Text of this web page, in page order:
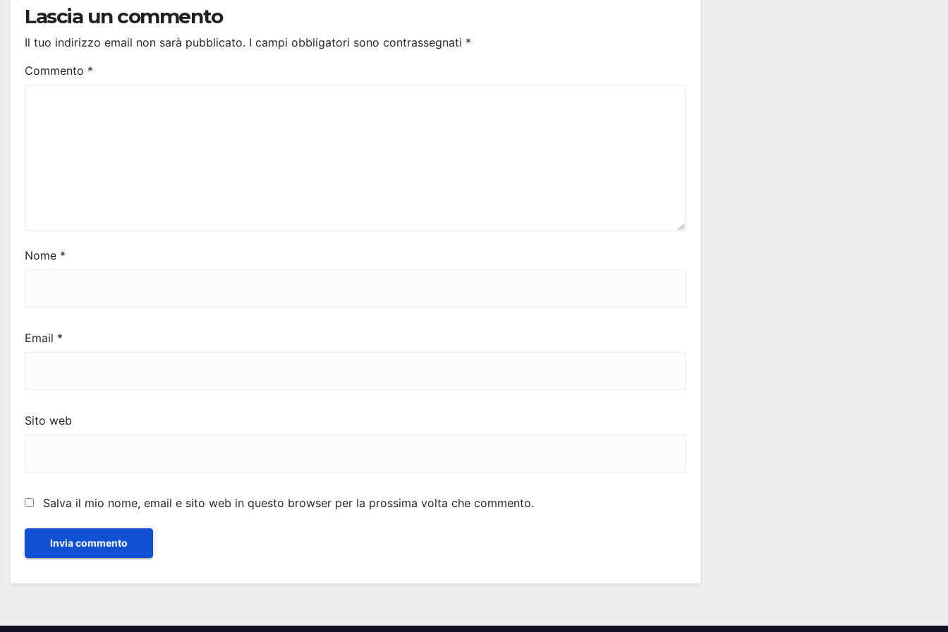
Lascia un commento
Il tuo indirizzo email non sarà pubblicato. I campi obbligatori sono contrassegnati *
Commento *
Nome *
Email *
Sito web
Salva il mio nome, email e sito web in questo browser per la prossima volta che commento.